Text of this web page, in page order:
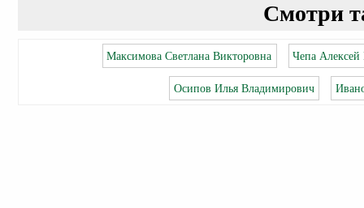
Смотри
Максимова Светлана Викторовна Чепа Алексей
Осипов Илья Владимирович